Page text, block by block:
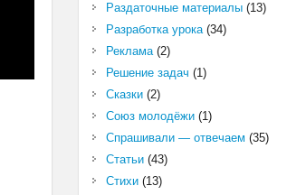
Раздаточные материалы(13)
Разработка урока(34)
Реклама(2)
Решение задач (1)
Сказки(2)
Союз молодёжи(1)
Спрашивали — отвечаем (35)
Статьи(43)
Стихи(13)